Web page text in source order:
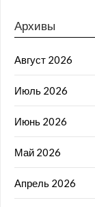
Архивы
Август 2026
Июль 2026
Июнь 2026
Май 2026
Апрель 2026